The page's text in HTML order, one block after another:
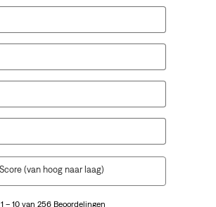
1 – 10 van 256 Beoordelingen
Score (van hoog naar laag)